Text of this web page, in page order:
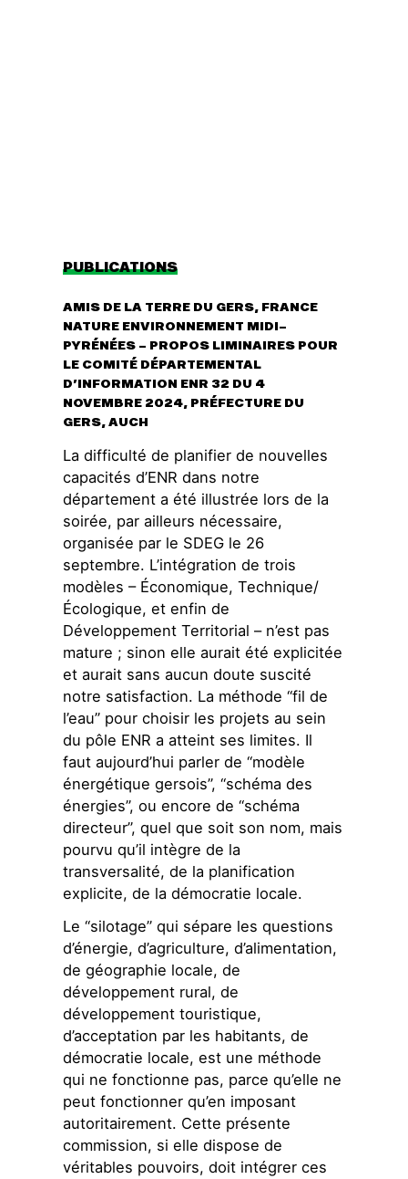
guides éco-
citoyens
Actualités
Publications
Contact
PUBLICATIONS
AMIS DE LA TERRE DU GERS, FRANCE
NATURE ENVIRONNEMENT MIDI-
PYRÉNÉES – PROPOS LIMINAIRES POUR
LE COMITÉ DÉPARTEMENTAL
D’INFORMATION ENR 32 DU 4
NOVEMBRE 2024, PRÉFECTURE DU
GERS, AUCH
La difficulté de planifier de nouvelles
capacités d’ENR dans notre
département a été illustrée lors de la
soirée, par ailleurs nécessaire,
organisée par le SDEG le 26
septembre. L’intégration de trois
modèles – Économique, Technique/
Écologique, et enfin de
Développement Territorial – n’est pas
mature ; sinon elle aurait été explicitée
et aurait sans aucun doute suscité
notre satisfaction. La méthode “fil de
l’eau” pour choisir les projets au sein
du pôle ENR a atteint ses limites. Il
faut aujourd’hui parler de “modèle
énergétique gersois”, “schéma des
énergies”, ou encore de “schéma
directeur”, quel que soit son nom, mais
pourvu qu’il intègre de la
transversalité, de la planification
explicite, de la démocratie locale.
Le “silotage” qui sépare les questions
d’énergie, d’agriculture, d’alimentation,
de géographie locale, de
développement rural, de
développement touristique,
d’acceptation par les habitants, de
démocratie locale, est une méthode
qui ne fonctionne pas, parce qu’elle ne
peut fonctionner qu’en imposant
autoritairement. Cette présente
commission, si elle dispose de
véritables pouvoirs, doit intégrer ces